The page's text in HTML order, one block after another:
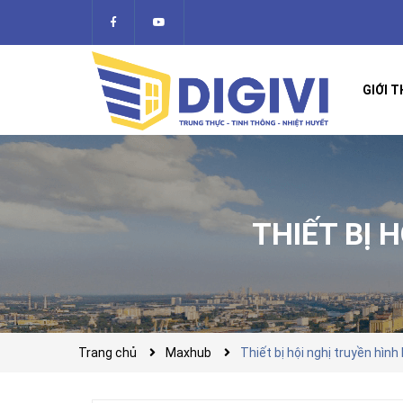
GIỚI
THIẾT BỊ
Trang chủ Maxhub Thiết bị hội nghị truyền hình